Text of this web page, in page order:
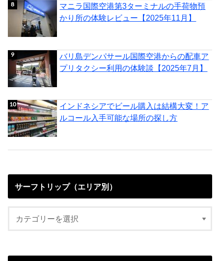
マニラ国際空港第3ターミナルの手荷物預
かり所の体験レビュー【2025年11月】
バリ島デンパサール国際空港からの配車ア
プリタクシー利用の体験談【2025年7月】
インドネシアでビール購入は結構大変！ア
ルコール入手可能な場所の探し方
サーフトリップ（エリア別）